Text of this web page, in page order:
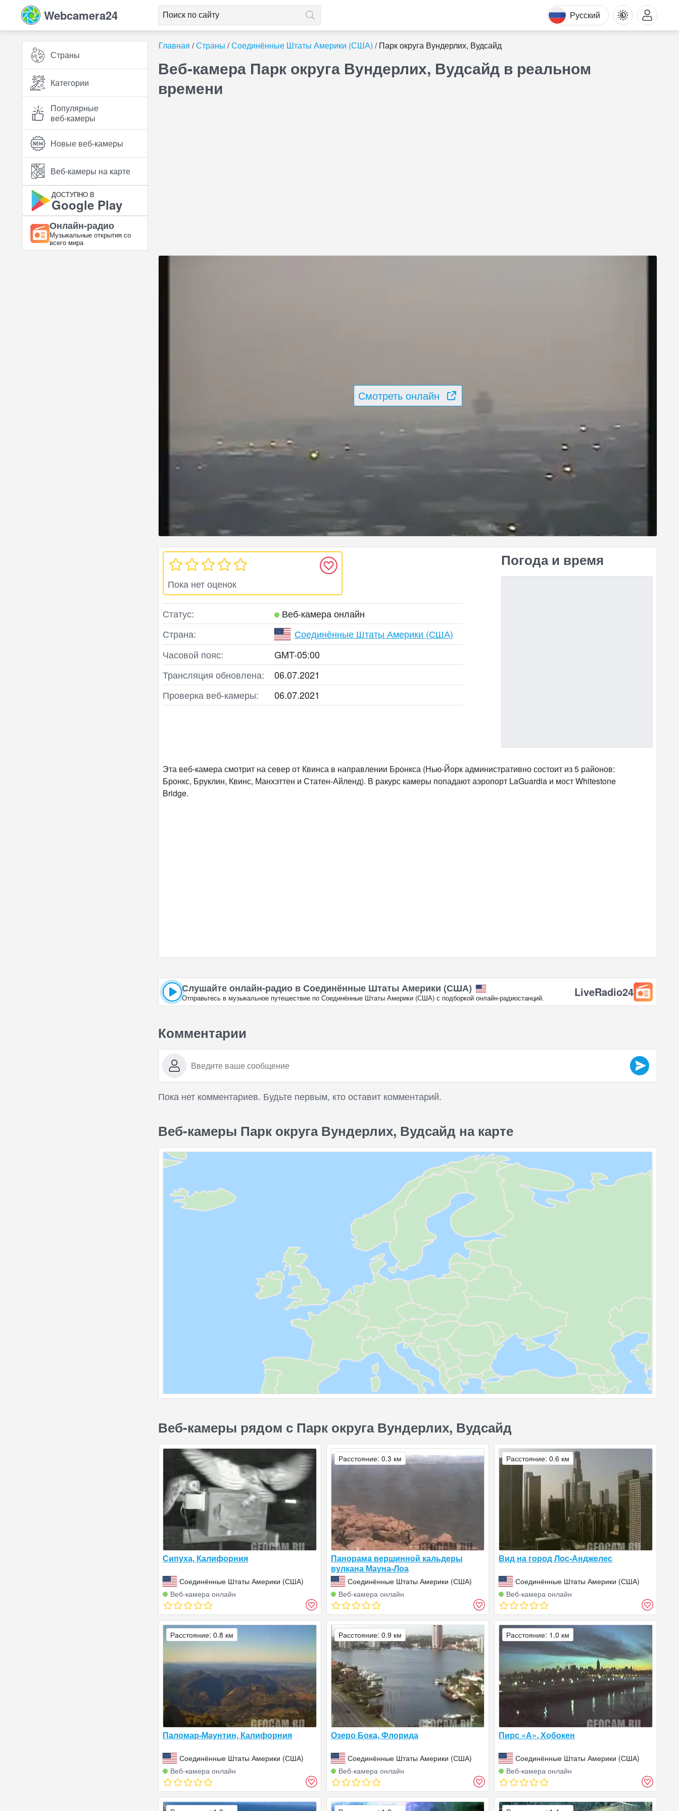
Webcamera24 Русский
Страны
Категории
Популярные
веб‑камеры
Новые веб‑камеры
Веб‑камеры на карте
ДОСТУПНО В
Google Play
Онлайн‑радио
Музыкальные открытия со
всего мира
Главная Страны Соединённые Штаты Америки (США) Парк округа Вундерлих, Вудсайд
Веб-камера Парк округа Вундерлих, Вудсайд в реальном
времени
Смотреть онлайн
Пока нет оценок
Статус:
Веб‑камера онлайн
Страна:
Соединённые Штаты Америки (США)
Часовой пояс:
GMT-05:00
Трансляция обновлена:
06.07.2021
Проверка веб‑камеры:
06.07.2021
Погода и время
Эта веб-камера смотрит на север от Квинса в направлении Бронкса (Нью-Йорк административно состоит из 5 районов:
Бронкс, Бруклин, Квинс, Манхэттен и Статен-Айленд). В ракурс камеры попадают аэропорт LaGuardia и мост Whitestone
Bridge.
Слушайте онлайн‑радио в Соединённые Штаты Америки (США)
Отправьтесь в музыкальное путешествие по Соединённые Штаты Америки (США) с подборкой онлайн‑радиостанций. LiveRadio24
Комментарии
Пока нет комментариев. Будьте первым, кто оставит комментарий.
Веб-камеры Парк округа Вундерлих, Вудсайд на карте
Веб-камеры рядом с Парк округа Вундерлих, Вудсайд
Сипуха, Калифорния
Соединённые Штаты Америки (США)
Веб‑камера онлайн
Панорама вершинной кальдеры
вулкана Мауна-Лоа
Соединённые Штаты Америки (США)
Веб‑камера онлайн
Расстояние: 0.3 км
Вид на город Лос-Анджелес
Соединённые Штаты Америки (США)
Веб‑камера онлайн
Расстояние: 0.6 км
Паломар-Маунтин, Калифорния
Соединённые Штаты Америки (США)
Веб‑камера онлайн
Расстояние: 0.8 км
Озеро Бока, Флорида
Соединённые Штаты Америки (США)
Веб‑камера онлайн
Расстояние: 0.9 км
Пирс «А», Хобокен
Соединённые Штаты Америки (США)
Веб‑камера онлайн
Расстояние: 1.0 км